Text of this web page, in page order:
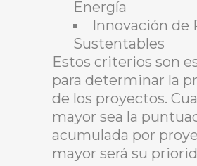
Energía
Innovación de
Sustentables
Estos criterios son
para determinar la
de los proyectos.
mayor sea la
acumulada por
mayor será su